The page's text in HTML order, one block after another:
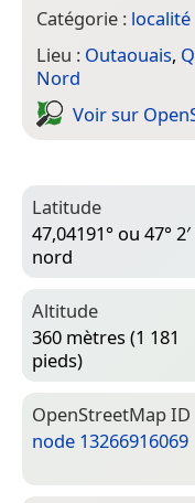
Catégorie : localité
Lieu : Outaouais,
Nord
Voir sur
Latitude
47,04191° ou 47° 2′
nord
Altitude
360 mètres (1 181
pieds)
Open­Street­Map ID
node 13266916069